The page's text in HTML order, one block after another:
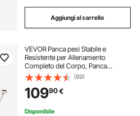
Aggiungi al carrello
VEVOR Panca pesi Stabile e
Resistente per Allenamento
Completo del Corpo, Panca
Regolabile per Esercizi, per
Allenamento Forza con Estensione
Gambe, Cuscinetto Antiscivolo
Predicatore 363 kg
(89)
10990€
Disponibile